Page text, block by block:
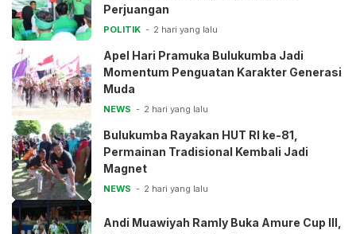
Perjuangan
POLITIK 2 hari yang lalu
Apel Hari Pramuka Bulukumba Jadi
Momentum Penguatan Karakter Generasi
Muda
NEWS 2 hari yang lalu
Bulukumba Rayakan HUT RI ke-81,
Permainan Tradisional Kembali Jadi
Magnet
NEWS 2 hari yang lalu
Andi Muawiyah Ramly Buka Amure Cup III,